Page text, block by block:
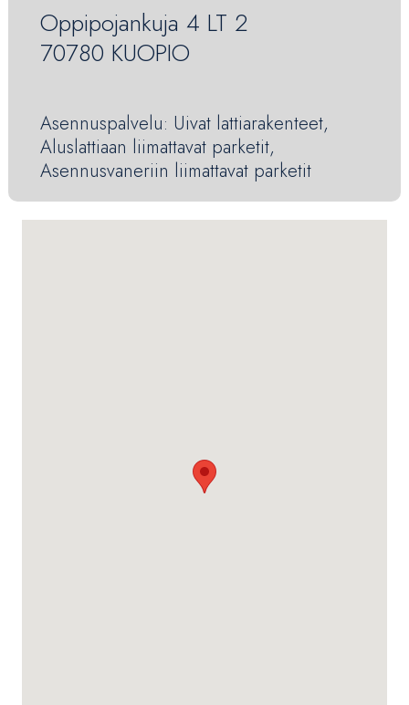
Oppipojankuja 4 LT 2
70780 KUOPIO
Asennuspalvelu: Uivat lattiarakenteet,
Aluslattiaan liimattavat parketit,
Asennusvaneriin liimattavat parketit